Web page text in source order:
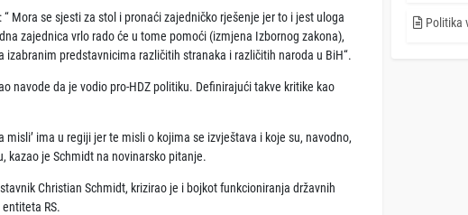
“ Mora se sjesti za stol i pronaći zajedničko rješenje jer to i jest uloga
zajednica vrlo rado će u tome pomoći (izmjena Izbornog zakona),
izabranim predstavnicima različitih stranaka i različitih naroda u BiH“.
navode da je vodio pro-HDZ politiku. Definirajući takve kritike kao
misli’ ima u regiji jer te misli o kojima se izvještava i koje su, navodno,
kazao je Schmidt na novinarsko pitanje.
Christian Schmidt, krizirao je i bojkot funkcioniranja državnih
RS.
Politika